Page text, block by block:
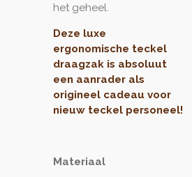
het geheel.
Deze luxe
ergonomische teckel
draagzak is absoluut
een aanrader als
origineel cadeau voor
nieuw teckel personeel!
Materiaal